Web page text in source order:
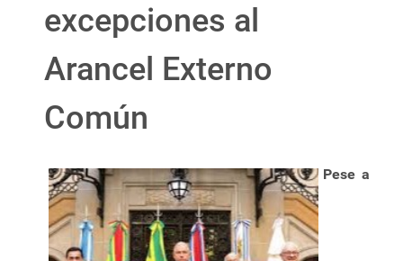
excepciones al
Arancel Externo
Común
Pese a